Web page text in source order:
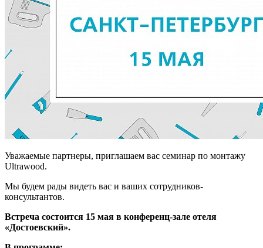
Уважаемые партнеры, приглашаем вас семинар по монтажу
Ultrawood.
Мы будем рады видеть вас и ваших сотрудников-
консультантов.
Встреча состоится 15 мая в конференц-зале отеля
«Достоевский».